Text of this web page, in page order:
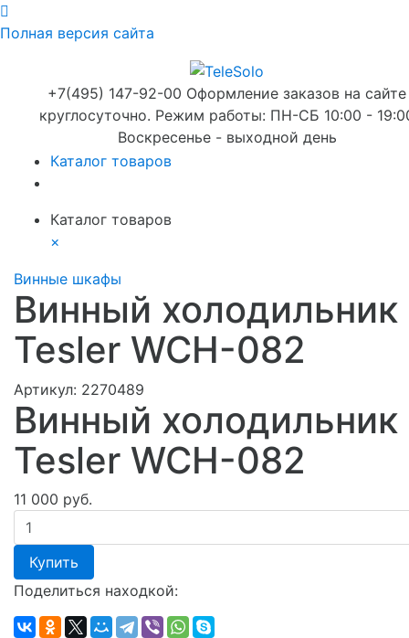
Полная версия сайта
+7(495) 147-92-00 Оформление заказов на сайте
круглосуточно. Режим работы: ПН-СБ 10:00 -
Воскресенье - выходной день
Каталог товаров
Каталог товаров
×
Винные шкафы
Винный холодильник
Tesler WCH-082
Артикул: 2270489
Винный холодильник
Tesler WCH-082
11 000 руб.
Купить
Поделиться находкой: